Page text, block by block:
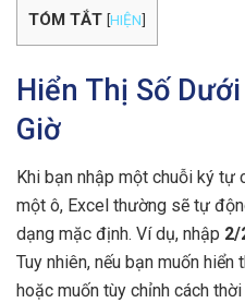
TÓM TẮT [HIỆN]
Hiển Thị Số
Giờ
Khi bạn nhập một chuỗi ký tự
một ô, Excel thường sẽ tự
dạng mặc định. Ví dụ, nhập 2/
Tuy nhiên, nếu bạn muốn
hoặc muốn tùy chỉnh cách